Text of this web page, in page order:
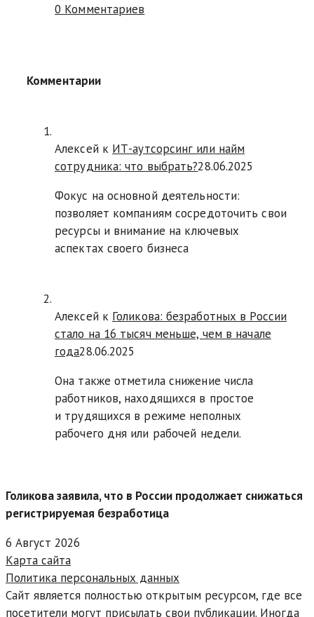
0 Комментариев
Комментарии
Алексей к ИТ-аутсорсинг или найм
сотрудника: что выбрать?28.06.2025
Фокус на основной деятельности:
позволяет компаниям сосредоточить свои
ресурсы и внимание на ключевых
аспектах своего бизнеса
Алексей к Голикова: безработных в России
стало на 16 тысяч меньше, чем в начале
года28.06.2025
Она также отметила снижение числа
работников, находящихся в простое
и трудящихся в режиме неполных
рабочего дня или рабочей недели.
Голикова заявила, что в России продолжает снижаться
регистрируемая безработица
6 Август 2026
Карта сайта
Политика персональных данных
Сайт является полностью открытым ресурсом, где все
посетители могут присылать свои публикации. Иногда